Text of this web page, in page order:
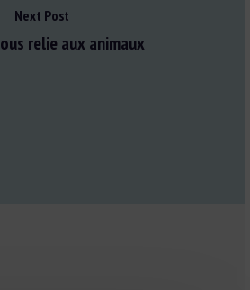
Next Post
relie aux animaux